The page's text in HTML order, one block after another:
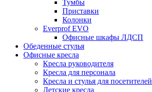
Тумбы
Приставки
Колонки
Everprof EVO
Офисные шкафы ЛДСП
Обеденные стулья
Офисные кресла
Кресла руководителя
Кресла для персонала
Кресла и стулья для посетителей
Детские кресла